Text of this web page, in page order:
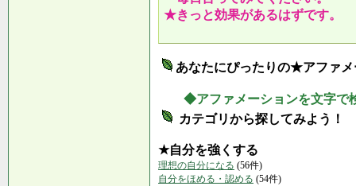
★きっと効果があるはずです。
あなたにぴったりの★アファ
◆アファメーションを文字で
カテゴリから探してみよう！
★自分を強くする
理想の自分になる (56件)
自分をほめる・認める (54件)